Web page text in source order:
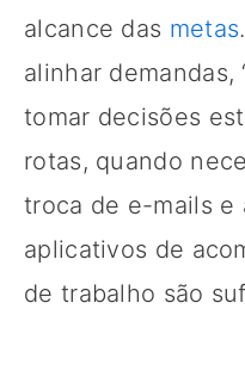
alcance das metas
alinhar demandas,
tomar decisões
rotas, quando
troca de e-mails e
aplicativos de
de trabalho são